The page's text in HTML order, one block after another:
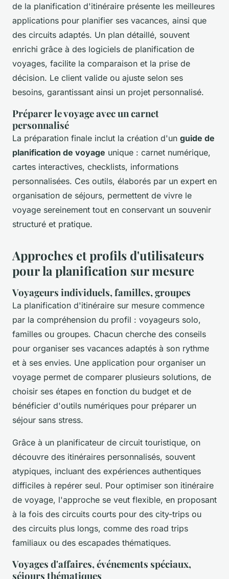
de la planification d'itinéraire présente les meilleures
applications pour planifier ses vacances, ainsi que
des circuits adaptés. Un plan détaillé, souvent
enrichi grâce à des logiciels de planification de
voyages, facilite la comparaison et la prise de
décision. Le client valide ou ajuste selon ses
besoins, garantissant ainsi un projet personnalisé.
Préparer le voyage avec un carnet
personnalisé
La préparation finale inclut la création d'un guide de
planification de voyage unique : carnet numérique,
cartes interactives, checklists, informations
personnalisées. Ces outils, élaborés par un expert en
organisation de séjours, permettent de vivre le
voyage sereinement tout en conservant un souvenir
structuré et pratique.
Approches et profils d'utilisateurs
pour la planification sur mesure
Voyageurs individuels, familles, groupes
La planification d'itinéraire sur mesure commence
par la compréhension du profil : voyageurs solo,
familles ou groupes. Chacun cherche des conseils
pour organiser ses vacances adaptés à son rythme
et à ses envies. Une application pour organiser un
voyage permet de comparer plusieurs solutions, de
choisir ses étapes en fonction du budget et de
bénéficier d'outils numériques pour préparer un
séjour sans stress.
Grâce à un planificateur de circuit touristique, on
découvre des itinéraires personnalisés, souvent
atypiques, incluant des expériences authentiques
difficiles à repérer seul. Pour optimiser son itinéraire
de voyage, l'approche se veut flexible, en proposant
à la fois des circuits courts pour des city-trips ou
des circuits plus longs, comme des road trips
familiaux ou des escapades thématiques.
Voyages d'affaires, événements spéciaux,
séjours thématiques